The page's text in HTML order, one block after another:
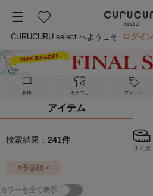
CURUCURU select へようこそ ログイン
新作 カテゴリ ブランド
アイテム
検索結果： 241件
サイズ
#季節順 ×
カラーを全て表示